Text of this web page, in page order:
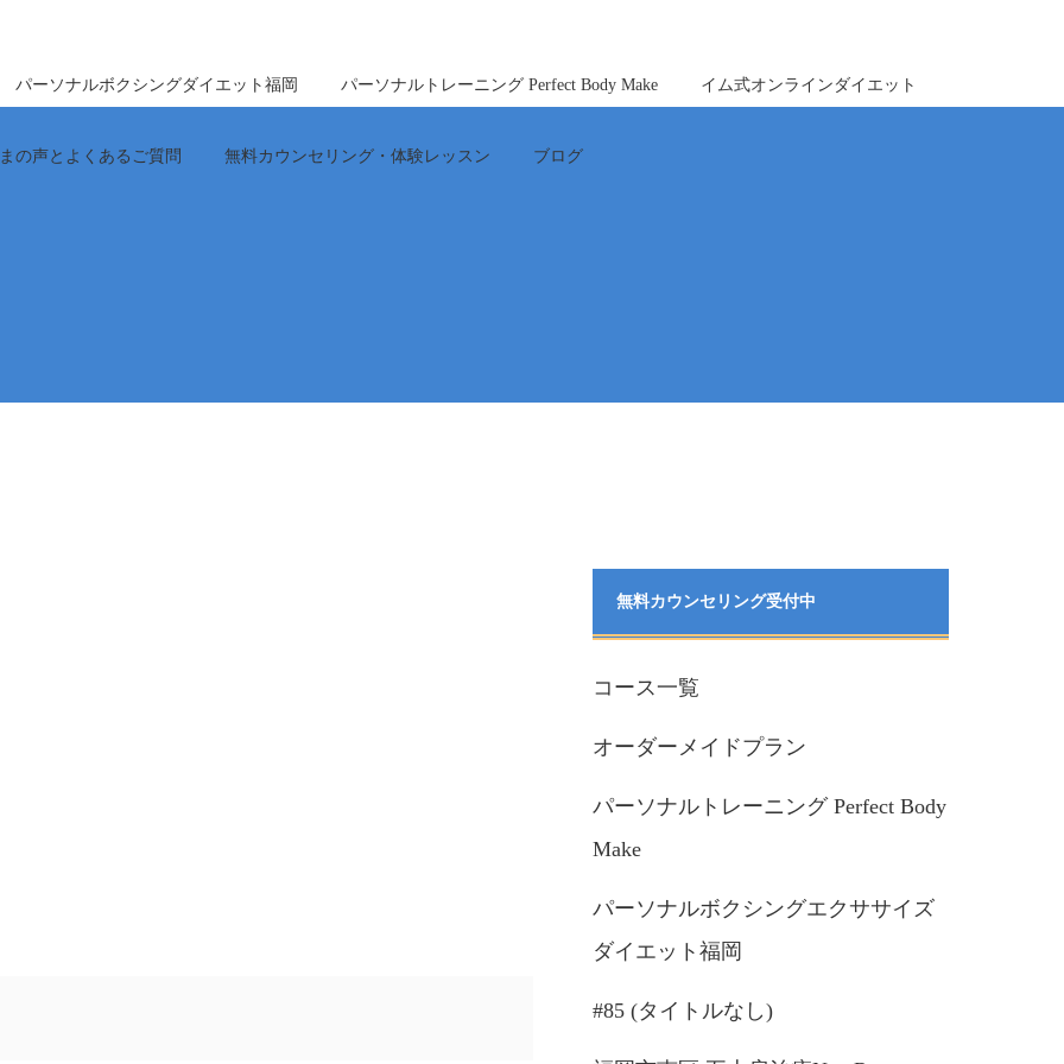
パーソナルボクシングダイエット福岡 パーソナルトレーニング Perfect Body Make イム式オンラインダイエット
の声とよくあるご質問 無料カウンセリング・体験レッスン ブログ
無料カウンセリング受付中
コース一覧
オーダーメイドプラン
パーソナルトレーニング Perfect Body
Make
パーソナルボクシングエクササイズ
ダイエット福岡
#85 (タイトルなし)